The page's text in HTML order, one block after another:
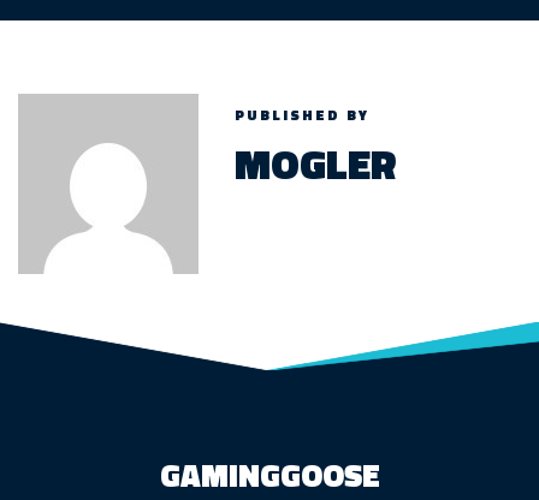
PUBLISHED BY
MOGLER
GAMINGGOOSE